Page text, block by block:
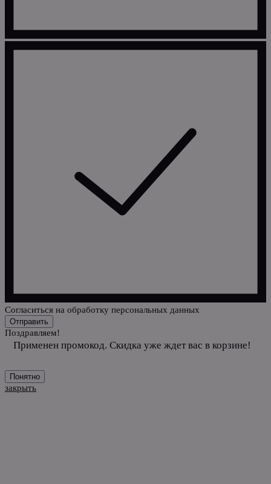
Cогласиться на обработку персональных данных
Отправить
Поздравляем!
Применен промокод. Скидка уже ждет вас в корзине!
Понятно
закрыть